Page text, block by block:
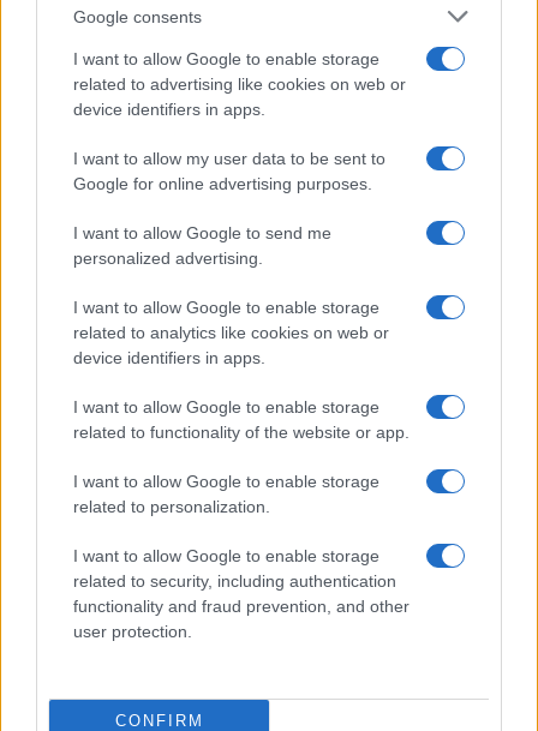
Google consents
I want to allow Google to enable storage
related to advertising like cookies on web or
device identifiers in apps.
I want to allow my user data to be sent to
Google for online advertising purposes.
I want to allow Google to send me
personalized advertising.
I want to allow Google to enable storage
related to analytics like cookies on web or
device identifiers in apps.
I want to allow Google to enable storage
related to functionality of the website or app.
I want to allow Google to enable storage
related to personalization.
I want to allow Google to enable storage
related to security, including authentication
functionality and fraud prevention, and other
user protection.
CONFIRM
(KBTC)
Steakhouse EURCV
Morpho Vault
(EPOCH)
Stride Staked Injective
(STINJ)
$16.49
Vested XOR
JDB
(JDB)
$0.022
FibSwap DEX
(FIBO)
$0.0085